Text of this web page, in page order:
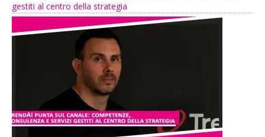
gestiti al centro della strategia